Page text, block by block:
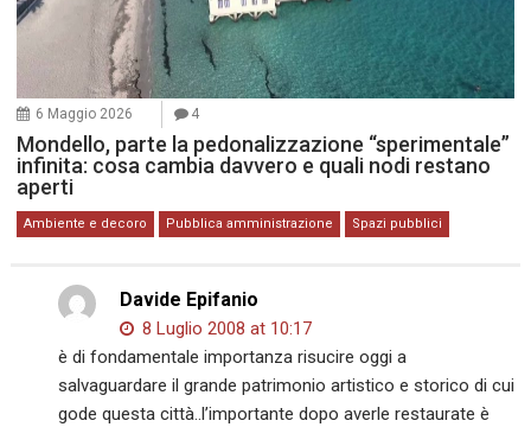
6 Maggio 2026 4
Mondello, parte la pedonalizzazione “sperimentale”
infinita: cosa cambia davvero e quali nodi restano
aperti
Ambiente e decoro Pubblica amministrazione Spazi pubblici
Davide Epifanio
8 Luglio 2008 at 10:17
è di fondamentale importanza risucire oggi a
salvaguardare il grande patrimonio artistico e storico di cui
gode questa città..l’importante dopo averle restaurate è